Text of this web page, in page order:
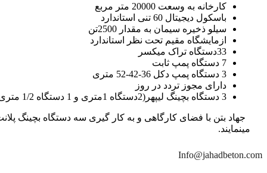
کارخانه به وسعت 20000 متر مربع
باسکول دیجیتال 60 تنی استاندارد
سیلو ذخیره سیمان به مقدار 2500تن
ازمایشگاه مقیم تحت نظر استاندارد
33دستگاه تراک میکسر
7 دستگاه پمپ ثابت
3 دستگاه پمپ دکل 36-42-52 متری
دارای مجوز تردد در روز
3 دستگاه بچینگ لیپهر(2دستگاه 1متری و 1 دستگاه 1/2 متری با توان تولید 150 متر مکعب در ساعت)
مینمایند.
Info@jahadbeton.com